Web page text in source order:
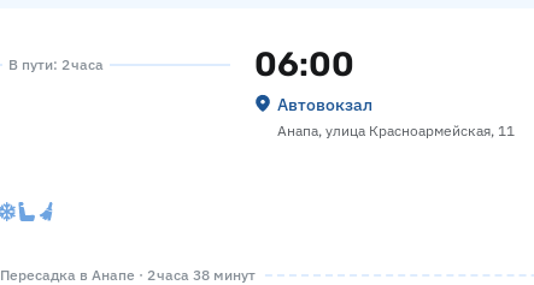
В пути: 2 часа 06:00
Автовокзал
Анапа, улица Красноармейская, 11
Пересадка в Анапе · 2 часа 38 минут